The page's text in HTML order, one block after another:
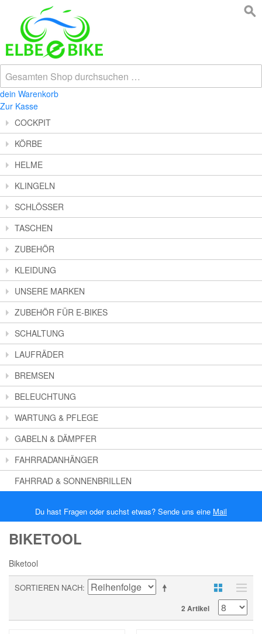
dein Warenkorb
Zur Kasse
COCKPIT
KÖRBE
HELME
KLINGELN
SCHLÖSSER
TASCHEN
ZUBEHÖR
KLEIDUNG
UNSERE MARKEN
ZUBEHÖR FÜR E-BIKES
SCHALTUNG
LAUFRÄDER
BREMSEN
BELEUCHTUNG
WARTUNG & PFLEGE
GABELN & DÄMPFER
FAHRRADANHÄNGER
FAHRRAD & SONNENBRILLEN
Du hast Fragen oder suchst etwas? Sende uns eine Mail
BIKETOOL
Biketool
SORTIEREN NACH
2 Artikel